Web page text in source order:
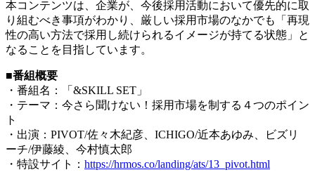
本コンテンツは、企業が、今後採用活動において優先的に取
り組むべき事項がわかり、厳しい採用市場のなかでも「再現
性の高い方法で採用し続けられるイメージが持てる状態」と
なることを目指しています。
■番組概要
・番組名：「&SKILL SET」
・テーマ：今さら聞けない！採用市場を制する４つのポイン
ト
・出演：PIVOT/佐々木紀彦、ICHIGO/近本あゆみ、ビズリ
ーチ/伊藤綾、今村慎太郎
・特設サイト： https://hrmos.co/landing/ats/13_pivot.html